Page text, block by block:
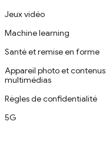
Jeux vidéo
Machine learning
Santé et remise en forme
Appareil photo et contenus
multimédias
Règles de confidentialité
5G